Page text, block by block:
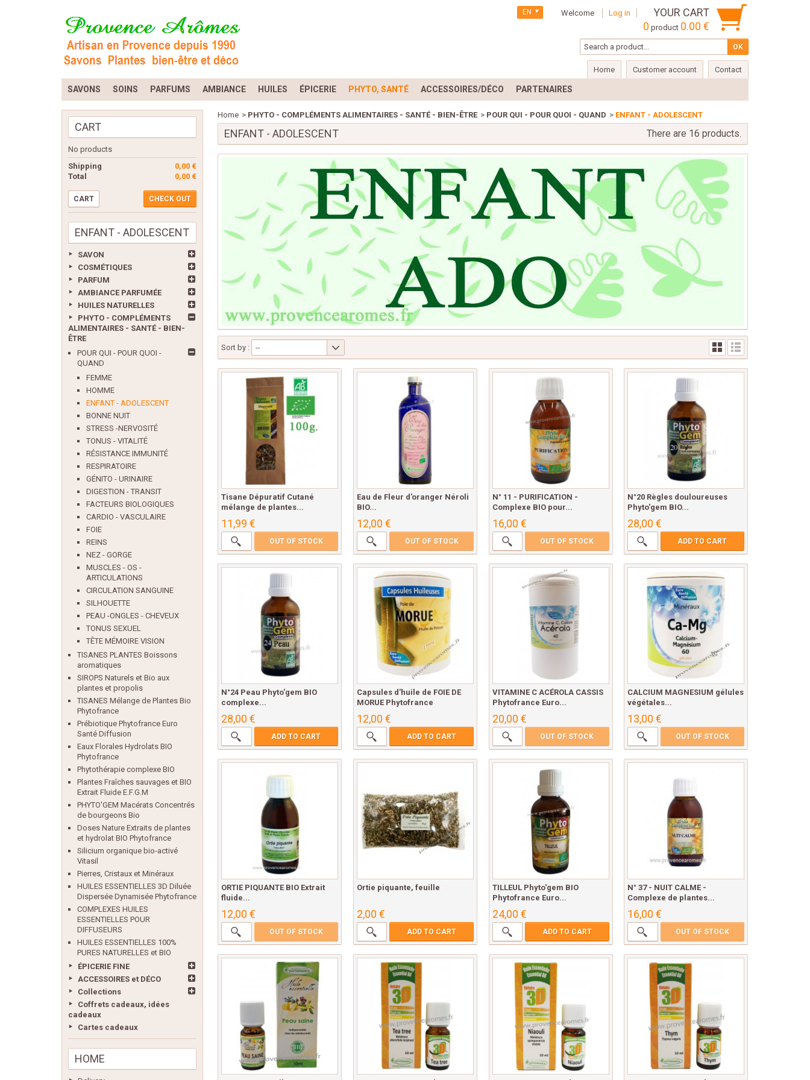
Welcome Log in
YOUR CART
0 product 0.00 €
EN
Home Customer account Contact
SAVONS SOINS PARFUMS AMBIANCE HUILES ÉPICERIE PHYTO, SANTÉ ACCESSOIRES/DÉCO PARTENAIRES
CART
No products
0,00 €
Shipping
0,00 €
Total
CART CHECK OUT
ENFANT - ADOLESCENT
SAVON
COSMÉTIQUES
PARFUM
AMBIANCE PARFUMÉE
HUILES NATURELLES
PHYTO - COMPLÉMENTS
ALIMENTAIRES - SANTÉ - BIEN-
ÊTRE
POUR QUI - POUR QUOI -
QUAND
FEMME
HOMME
ENFANT - ADOLESCENT
BONNE NUIT
STRESS -NERVOSITÉ
TONUS - VITALITÉ
RÉSISTANCE IMMUNITÉ
RESPIRATOIRE
GÉNITO - URINAIRE
DIGESTION - TRANSIT
FACTEURS BIOLOGIQUES
CARDIO - VASCULAIRE
FOIE
REINS
NEZ - GORGE
MUSCLES - OS -
ARTICULATIONS
CIRCULATION SANGUINE
SILHOUETTE
PEAU -ONGLES - CHEVEUX
TONUS SEXUEL
TÊTE MÉMOIRE VISION
TISANES PLANTES Boissons
aromatiques
SIROPS Naturels et Bio aux
plantes et propolis
TISANES Mélange de Plantes Bio
Phytofrance
Prébiotique Phytofrance Euro
Santé Diffusion
Eaux Florales Hydrolats BIO
Phytofrance
Phytothérapie complexe BIO
Plantes Fraîches sauvages et BIO
Extrait Fluide E.F.G.M
PHYTO'GEM Macérats Concentrés
de bourgeons Bio
Doses Nature Extraits de plantes
et hydrolat BIO Phytofrance
Silicium organique bio-activé
Vitasil
Pierres, Cristaux et Minéraux
HUILES ESSENTIELLES 3D Diluée
Dispersée Dynamisée Phytofrance
COMPLEXES HUILES
ESSENTIELLES POUR
DIFFUSEURS
HUILES ESSENTIELLES 100%
PURES NATURELLES et BIO
ÉPICERIE FINE
ACCESSOIRES et DÉCO
Collections
Coffrets cadeaux, idées
cadeaux
Cartes cadeaux
HOME
Home > PHYTO - COMPLÉMENTS ALIMENTAIRES - SANTÉ - BIEN-ÊTRE > POUR QUI - POUR QUOI - QUAND > ENFANT - ADOLESCENT
ENFANT - ADOLESCENT There are 16 products.
Sort by : --
Tisane Dépuratif Cutané
mélange de plantes...
11,99 €
OUT OF STOCK
Eau de Fleur d'oranger Néroli
BIO...
12,00 €
OUT OF STOCK
N° 11 - PURIFICATION -
Complexe BIO pour...
16,00 €
OUT OF STOCK
N°20 Règles douloureuses
Phyto'gem BIO...
28,00 €
ADD TO CART
N°24 Peau Phyto'gem BIO
complexe...
28,00 €
ADD TO CART
Capsules d'huile de FOIE DE
MORUE Phytofrance
12,00 €
ADD TO CART
VITAMINE C ACÉROLA CASSIS
Phytofrance Euro...
20,00 €
OUT OF STOCK
CALCIUM MAGNESIUM gélules
végétales...
13,00 €
OUT OF STOCK
ORTIE PIQUANTE BIO Extrait
fluide...
12,00 €
OUT OF STOCK
Ortie piquante, feuille
2,00 €
ADD TO CART
TILLEUL Phyto'gem BIO
Phytofrance Euro...
24,00 €
ADD TO CART
N° 37 - NUIT CALME -
Complexe de plantes...
16,00 €
OUT OF STOCK